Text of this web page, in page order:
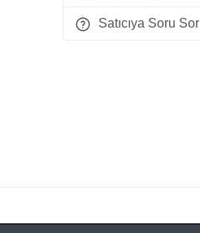
Satıcıya Soru Sor